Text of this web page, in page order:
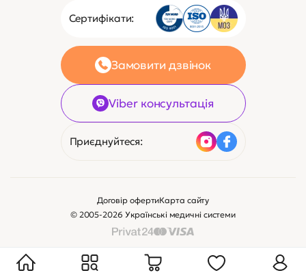
Сертифікати:
Замовити дзвінок
Viber консультація
Приєднуйтеся:
© 2005-2026 Українські медичні системи
Договір офертиКарта сайту